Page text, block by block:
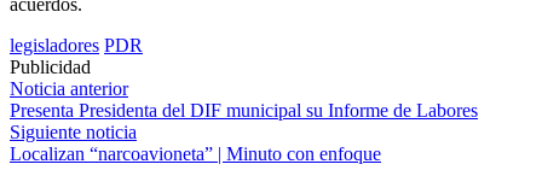
acuerdos.
legisladores PDR
Publicidad
Navegación
de
entradas
Noticia anterior
Presenta Presidenta del DIF municipal su Informe de Labores
Siguiente noticia
Localizan “narcoavioneta” | Minuto con enfoque